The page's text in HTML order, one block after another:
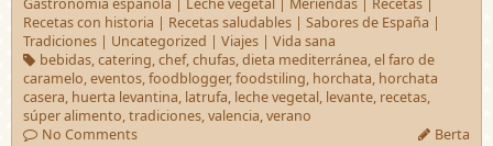
Gastronomía española | Leche vegetal | Meriendas | Recetas |
Recetas con historia | Recetas saludables | Sabores de España |
Tradiciones | Uncategorized | Viajes | Vida sana
bebidas,catering,chef,chufas,dieta mediterránea,el faro de
caramelo,eventos,foodblogger,foodstiling, horchata, horchata
casera, huerta levantina, latrufa, leche vegetal, levante, recetas,
súper alimento,tradiciones,valencia,verano
No Comments
Berta